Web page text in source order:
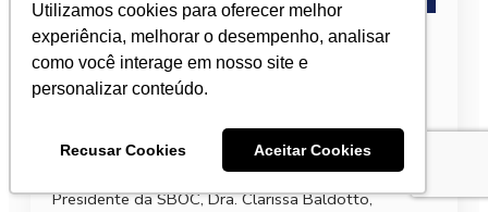
Utilizamos cookies para oferecer melhor
experiência, melhorar o desempenho, analisar
como você interage em nosso site e
personalizar conteúdo.
Recusar Cookies Aceitar Cookies
Presidente da SBOC defende
prevenção e diagnóstico precoce em
audiência no Congresso
24 de fevereiro de 2026
Em audiência pública na Câmara dos Deputados, a
Presidente da SBOC, Dra. Clarissa Baldotto,